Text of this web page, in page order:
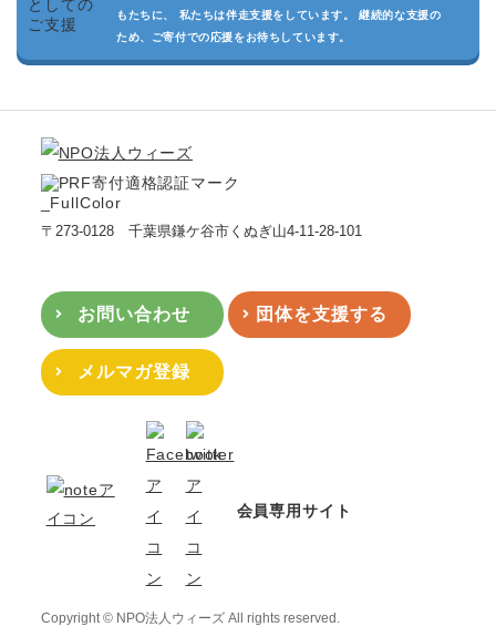
もたちに、 私たちは伴走支援をしています。 継続的な支援の
ため、ご寄付での応援をお待ちしています。
〒273-0128 千葉県鎌ケ谷市くぬぎ山4-11-28-101
お問い合わせ 団体を支援する
メルマガ登録
会員専用サイト
Copyright © NPO法人ウィーズ All rights reserved.